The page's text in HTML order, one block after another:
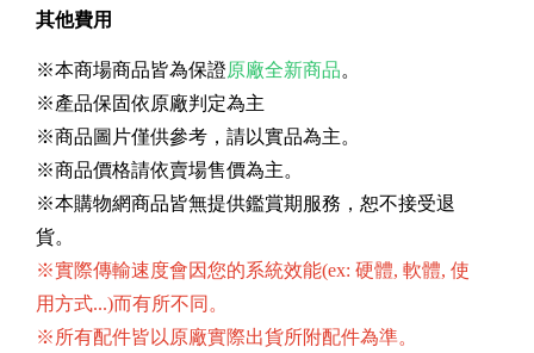
其他費用
※本商場商品皆為保證原廠全新商品。
※產品保固依原廠判定為主
※商品圖片僅供參考，請以實品為主。
※商品價格請依賣場售價為主。
※本購物網商品皆無提供鑑賞期服務，恕不接受退
貨。
※實際傳輸速度會因您的系統效能(ex: 硬體, 軟體, 使
用方式...)而有所不同。
※所有配件皆以原廠實際出貨所附配件為準。